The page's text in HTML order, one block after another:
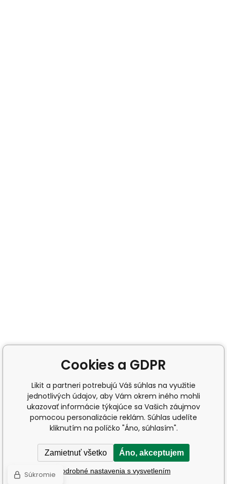
Cookies a GDPR
Likit a partneri potrebujú Váš súhlas na využitie
jednotlivých údajov, aby Vám okrem iného mohli
ukazovať informácie týkajúce sa Vašich záujmov
pomocou personalizácie reklám. Súhlas udelíte
kliknutím na políčko "Áno, súhlasím".
Zamietnuť všetko Áno, akceptujem
Podrobné nastavenia s vysvetlením
Súkromie